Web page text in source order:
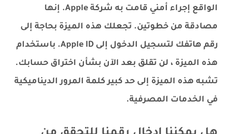
الواقع إجراء أمني قامت به شركة Apple. إنها
مصادقة من خطوتين. تجعلك هذه الميزة بحاجة إلى
رقم هاتفك لتسجيل الدخول إلى Apple ID. باستخدام
هذه الميزة ، لن تقلق بعد الآن بشأن اختراق حسابك.
تشبه هذه الميزة إلى حد كبير كلمة المرور الديناميكية
في الخدمات المصرفية.